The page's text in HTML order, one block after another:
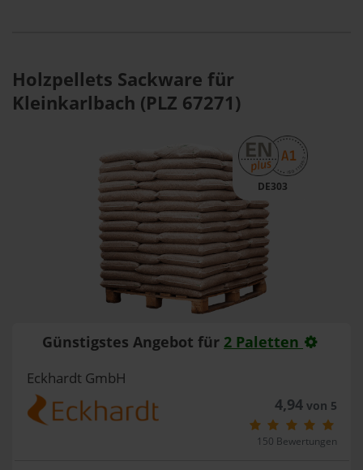
Holzpellets Sackware für
Kleinkarlbach (PLZ 67271)
DE303
Günstigstes Angebot für 2 Paletten
Eckhardt GmbH
4,94von 5
150 Bewertungen